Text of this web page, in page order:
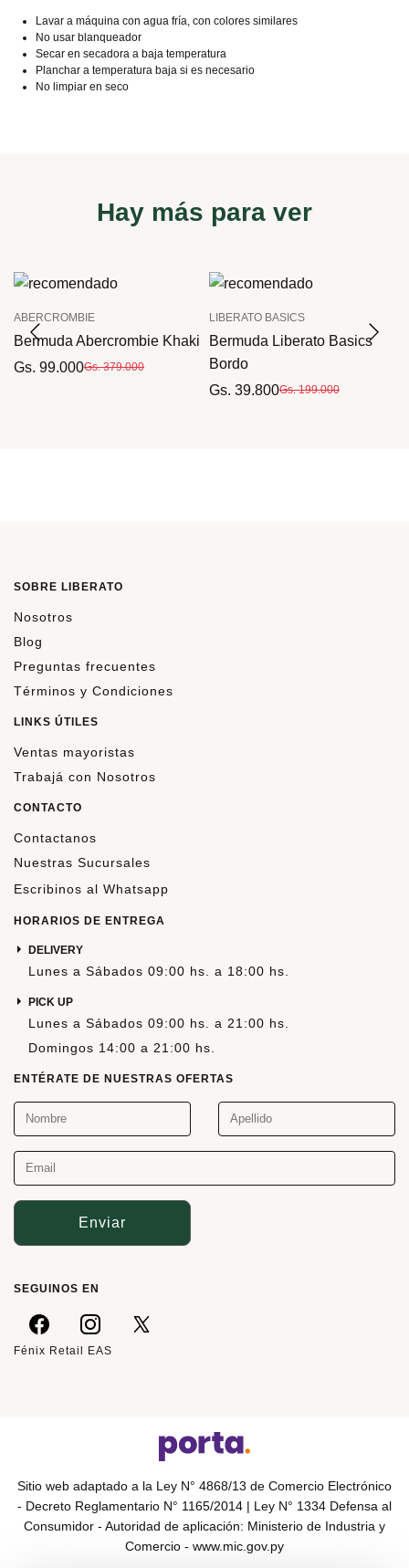
Lavar a máquina con agua fría, con colores similares
No usar blanqueador
Secar en secadora a baja temperatura
Planchar a temperatura baja si es necesario
No limpiar en seco
Hay más para ver
ABERCROMBIE
Bermuda Abercrombie Khaki
Gs. 99.000Gs. 379.000
LIBERATO BASICS
Bermuda Liberato Basics
Bordo
Gs. 39.800Gs. 199.000
SOBRE LIBERATO
Nosotros
Blog
Preguntas frecuentes
Términos y Condiciones
LINKS ÚTILES
Ventas mayoristas
Trabajá con Nosotros
CONTACTO
Contactanos
Nuestras Sucursales
Escribinos al Whatsapp
HORARIOS DE ENTREGA
DELIVERY
Lunes a Sábados 09:00 hs. a 18:00 hs.
PICK UP
Lunes a Sábados 09:00 hs. a 21:00 hs.
Domingos 14:00 a 21:00 hs.
ENTÉRATE DE NUESTRAS OFERTAS
Enviar
SEGUINOS EN
Fénix Retail EAS
Sitio web adaptado a la Ley N° 4868/13 de Comercio Electrónico
- Decreto Reglamentario N° 1165/2014 | Ley N° 1334 Defensa al
Consumidor - Autoridad de aplicación: Ministerio de Industria y
Comercio - www.mic.gov.py